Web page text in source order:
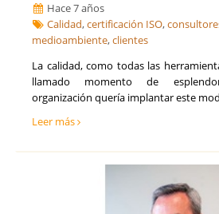
Hace 7 años
Calidad,certificación ISO,
medioambiente,clientes
La calidad, como todas las
llamado momento de
organización quería implantar este
Leer más